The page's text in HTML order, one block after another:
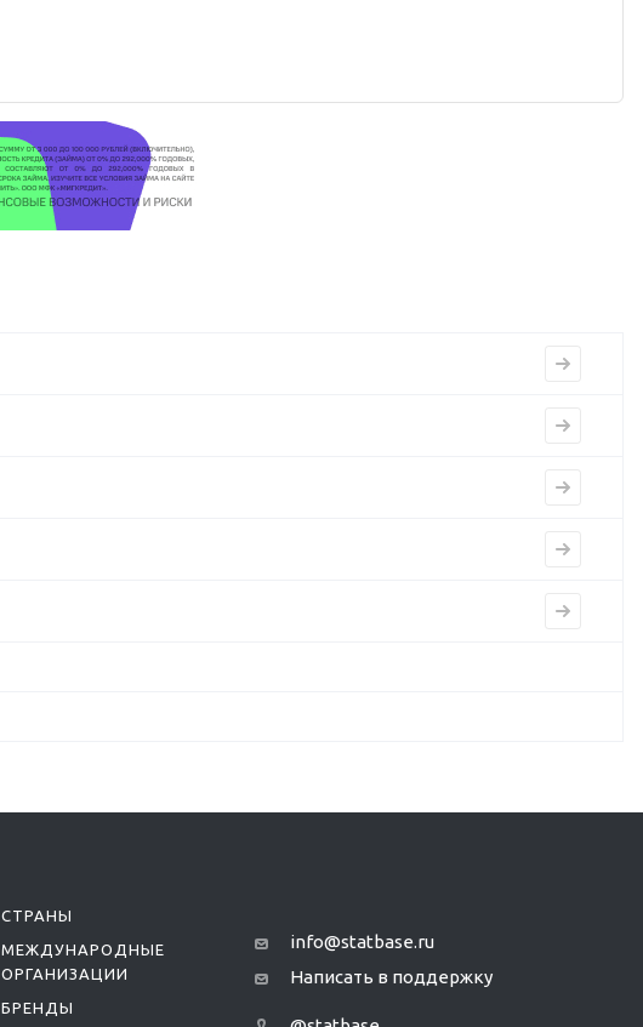
СТРАНЫ
МЕЖДУНАРОДНЫЕ
ОРГАНИЗАЦИИ
БРЕНДЫ
info@statbase.ru
Написать в поддержку